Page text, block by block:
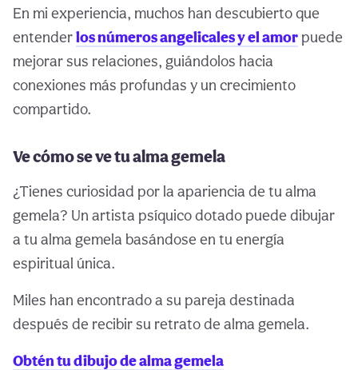
En mi experiencia, muchos han descubierto que
entenderlos números angelicales y el amor puede
mejorar sus relaciones, guiándolos hacia
conexiones más profundas y un crecimiento
compartido.
Ve cómo se ve tu alma gemela
¿Tienes curiosidad por la apariencia de tu alma
gemela? Un artista psíquico dotado puede dibujar
a tu alma gemela basándose en tu energía
espiritual única.
Miles han encontrado a su pareja destinada
después de recibir su retrato de alma gemela.
Obtén tu dibujo de alma gemela